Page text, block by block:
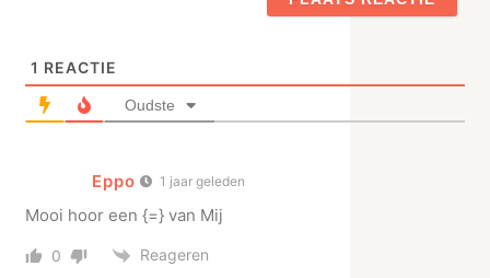
1 REACTIE
Oudste
Eppo 1 jaar geleden
Mooi hoor een {=} van Mij
0 Reageren